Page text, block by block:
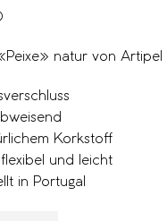
natur von Artipel
Korkstoff
und leicht
in Portugal